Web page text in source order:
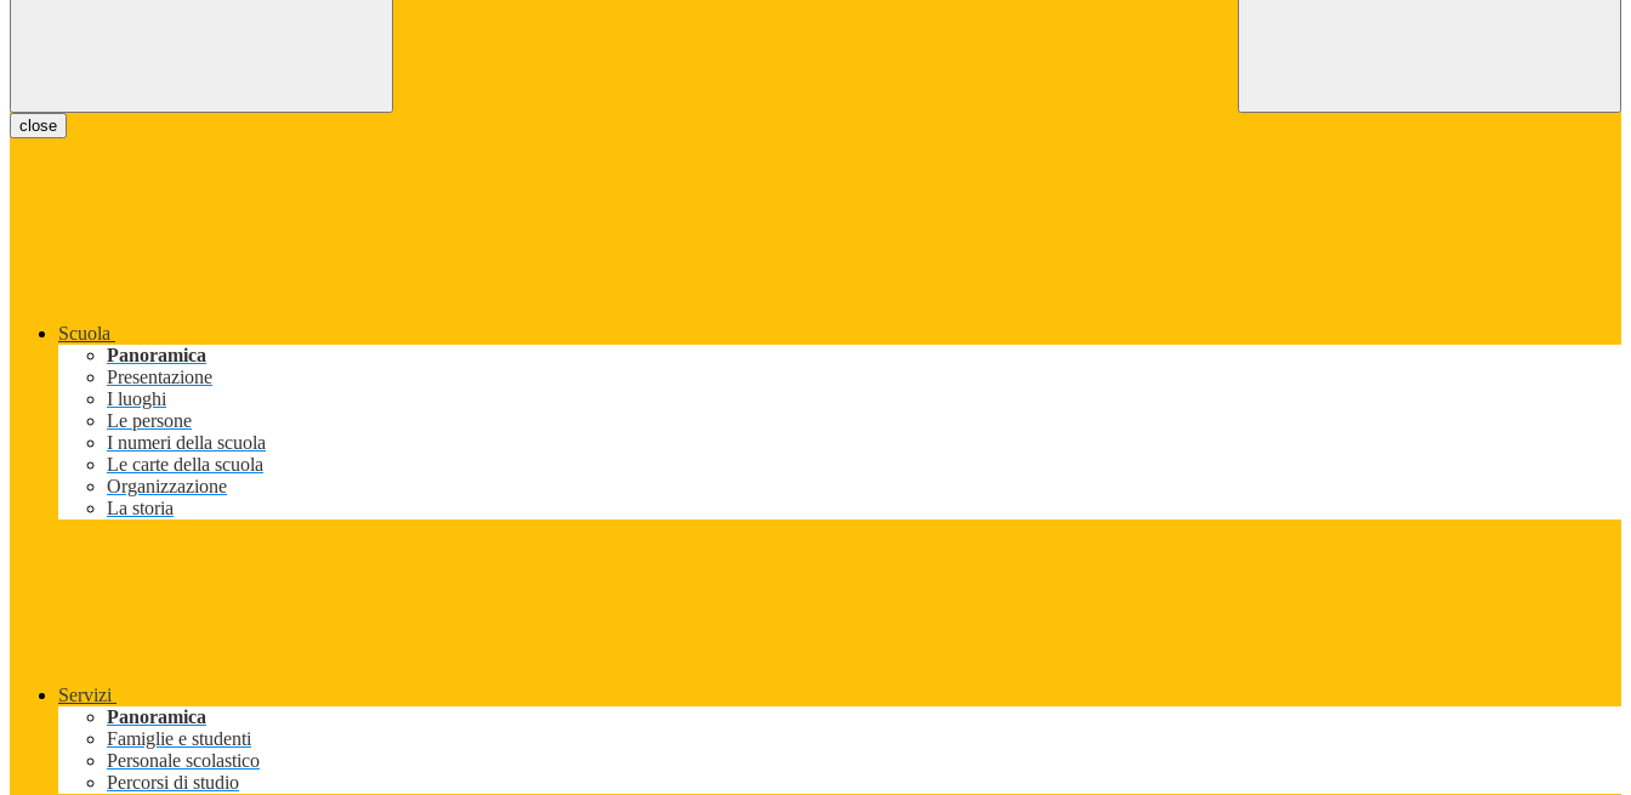
close
Scuola
Panoramica
Presentazione
I luoghi
Le persone
I numeri della scuola
Le carte della scuola
Organizzazione
La storia
Servizi
Panoramica
Famiglie e studenti
Personale scolastico
Percorsi di studio